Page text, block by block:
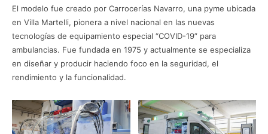
El modelo fue creado por Carrocerías Navarro, una pyme ubicada
en Villa Martelli, pionera a nivel nacional en las nuevas
tecnologías de equipamiento especial “COVID-19” para
ambulancias. Fue fundada en 1975 y actualmente se especializa
en diseñar y producir haciendo foco en la seguridad, el
rendimiento y la funcionalidad.